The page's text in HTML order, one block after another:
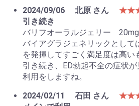
2024/09/06
北原 さん
引き続き
バリフオーラルジェリー
バイアグラジェネリックとして
を発揮してすごく満足度は高い
引き続き、ED勃起不全の症状
利用をしますね。
2024/02/11
石田 さん